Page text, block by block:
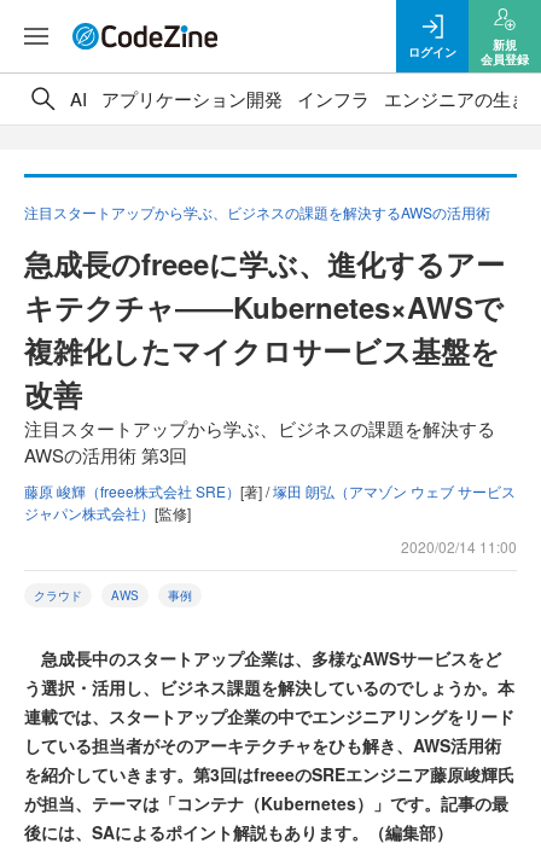
ログイン
新規
会員登録
AI アプリケーション開発 インフラ エンジニアの生き
注目スタートアップから学ぶ、ビジネスの課題を解決するAWSの活用術
急成長のfreeeに学ぶ、進化するアー
キテクチャ――Kubernetes×AWSで
複雑化したマイクロサービス基盤を
改善
注目スタートアップから学ぶ、ビジネスの課題を解決する
AWSの活用術 第3回
藤原 峻輝（freee株式会社 SRE） [著] /塚田 朗弘（アマゾン ウェブ サービス
ジャパン株式会社） [監修]
2020/02/14 11:00
クラウド AWS 事例
急成長中のスタートアップ企業は、多様なAWSサービスをど
う選択・活用し、ビジネス課題を解決しているのでしょうか。本
連載では、スタートアップ企業の中でエンジニアリングをリード
している担当者がそのアーキテクチャをひも解き、AWS活用術
を紹介していきます。第3回はfreeeのSREエンジニア藤原峻輝氏
が担当、テーマは「コンテナ（Kubernetes）」です。記事の最
後には、SAによるポイント解説もあります。（編集部）